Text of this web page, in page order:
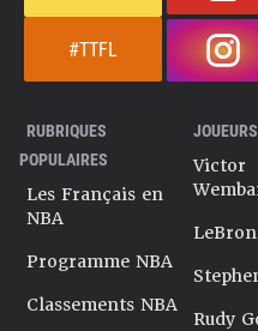
#TTFL
RUBRIQUES
POPULAIRES
Les Français en
NBA
Programme NBA
Classements NBA
JOUEURS
Victor
Rudy